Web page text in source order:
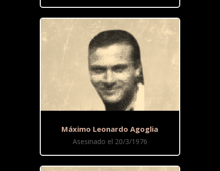
Máximo Leonardo Agoglia
Asesinado el 20/3/1976